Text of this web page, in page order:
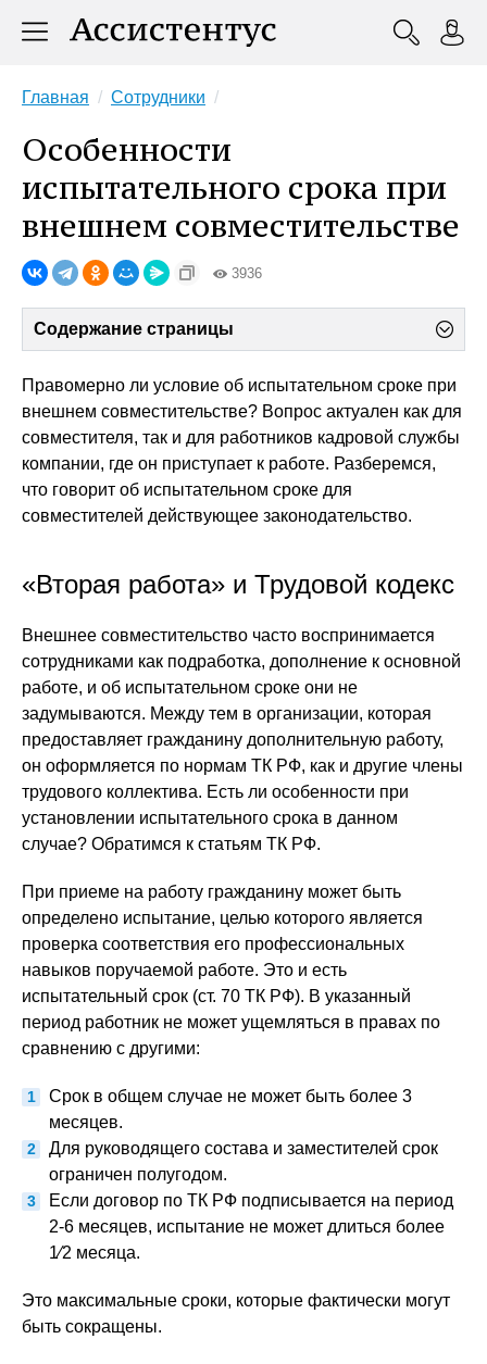
Главная Сотрудники
Особенности
испытательного срока при
внешнем совместительстве
3936
Содержание страницы
Правомерно ли условие об испытательном сроке при
внешнем совместительстве? Вопрос актуален как для
совместителя, так и для работников кадровой службы
компании, где он приступает к работе. Разберемся,
что говорит об испытательном сроке для
совместителей действующее законодательство.
«Вторая работа» и Трудовой кодекс
Внешнее совместительство часто воспринимается
сотрудниками как подработка, дополнение к основной
работе, и об испытательном сроке они не
задумываются. Между тем в организации, которая
предоставляет гражданину дополнительную работу,
он оформляется по нормам ТК РФ, как и другие члены
трудового коллектива. Есть ли особенности при
установлении испытательного срока в данном
случае? Обратимся к статьям ТК РФ.
При приеме на работу гражданину может быть
определено испытание, целью которого является
проверка соответствия его профессиональных
навыков поручаемой работе. Это и есть
испытательный срок (ст. 70 ТК РФ). В указанный
период работник не может ущемляться в правах по
сравнению с другими:
Срок в общем случае не может быть более 3
месяцев.
Для руководящего состава и заместителей срок
ограничен полугодом.
Если договор по ТК РФ подписывается на период
2-6 месяцев, испытание не может длиться более
1⁄2 месяца.
Это максимальные сроки, которые фактически могут
быть сокращены.